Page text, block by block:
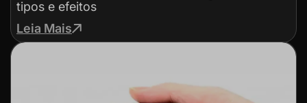
tipos e efeitos
Leia Mais